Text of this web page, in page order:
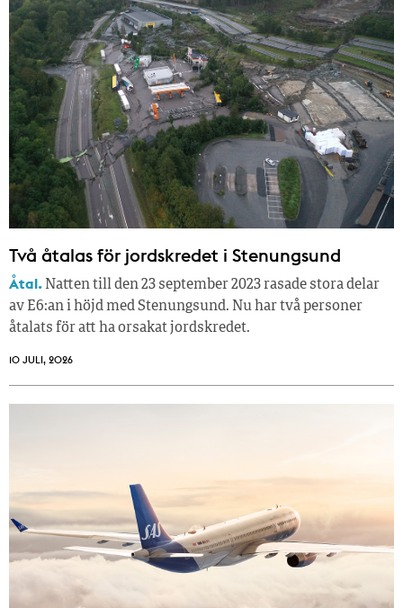
Två åtalas för jordskredet i Stenungsund
Åtal. Natten till den 23 september 2023 rasade stora delar
av E6:an i höjd med Stenungsund. Nu har två personer
åtalats för att ha orsakat jordskredet.
10 JULI, 2026